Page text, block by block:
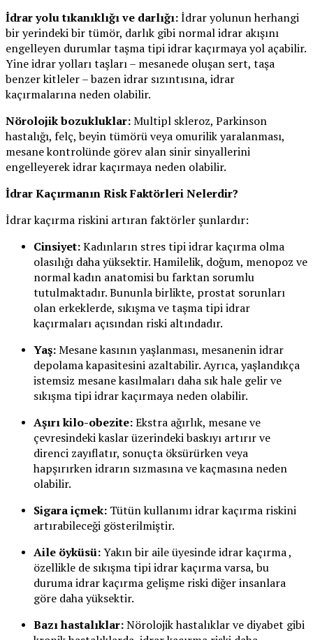
İdrar yolu tıkanıklığı ve darlığı:İdrar yolunun herhangi
bir yerindeki bir tümör, darlık gibi normal idrar akışını
engelleyen durumlar taşma tipi idrar kaçırmaya yol açabilir.
Yine idrar yolları taşları – mesanede oluşan sert, taşa
benzer kitleler – bazen idrar sızıntısına, idrar
kaçırmalarına neden olabilir.
Nörolojik bozukluklar:Multipl skleroz, Parkinson
hastalığı, felç, beyin tümörü veya omurilik yaralanması,
mesane kontrolünde görev alan sinir sinyallerini
engelleyerek idrar kaçırmaya neden olabilir.
İdrar Kaçırmanın Risk Faktörleri Nelerdir?
İdrar kaçırma riskini artıran faktörler şunlardır:
Cinsiyet:Kadınların stres tipi idrar kaçırma olma
olasılığı daha yüksektir. Hamilelik, doğum, menopoz ve
normal kadın anatomisi bu farktan sorumlu
tutulmaktadır. Bununla birlikte, prostat sorunları
olan erkeklerde, sıkışma ve taşma tipi idrar
kaçırmaları açısından riski altındadır.
Yaş:Mesane kasının yaşlanması, mesanenin idrar
depolama kapasitesini azaltabilir. Ayrıca, yaşlandıkça
istemsiz mesane kasılmaları daha sık hale gelir ve
sıkışma tipi idrar kaçırmaya neden olabilir.
Aşırı kilo-obezite:Ekstra ağırlık, mesane ve
çevresindeki kaslar üzerindeki baskıyı artırır ve
direnci zayıflatır, sonuçta öksürürken veya
hapşırırken idrarın sızmasına ve kaçmasına neden
olabilir.
Sigara içmek: Tütün kullanımı idrar kaçırma riskini
artırabileceği gösterilmiştir.
Aile öyküsü:Yakın bir aile üyesinde idrar kaçırma ,
özellikle de sıkışma tipi idrar kaçırma varsa, bu
duruma idrar kaçırma gelişme riski diğer insanlara
göre daha yüksektir.
Bazı hastalıklar:Nörolojik hastalıklar ve diyabet gibi